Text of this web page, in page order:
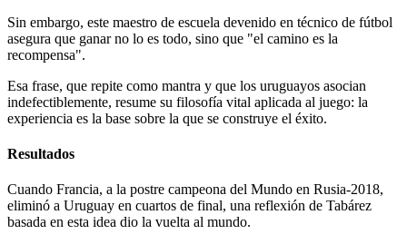
Sin embargo, este maestro de escuela devenido en técnico de fútbol
asegura que ganar no lo es todo, sino que "el camino es la
recompensa".
Esa frase, que repite como mantra y que los uruguayos asocian
indefectiblemente, resume su filosofía vital aplicada al juego: la
experiencia es la base sobre la que se construye el éxito.
Resultados
Cuando Francia, a la postre campeona del Mundo en Rusia-2018,
eliminó a Uruguay en cuartos de final, una reflexión de Tabárez
basada en esta idea dio la vuelta al mundo.